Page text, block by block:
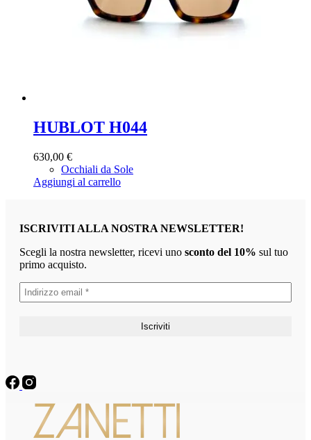
HUBLOT H044
630,00 €
Occhiali da Sole
Aggiungi al carrello
ISCRIVITI ALLA NOSTRA NEWSLETTER!
Scegli la nostra newsletter, ricevi uno sconto del 10% sul tuo
primo acquisto.